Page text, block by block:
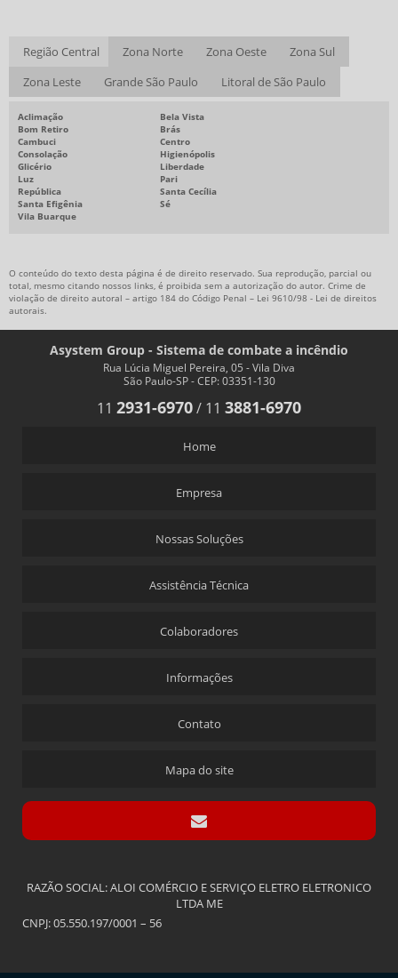
EMPRESA DE INSTALAÇÃO DE SPRINKLERS
EMPRESAS DE SISTEMA DE COMBATE A INCÊNDIO
MANUTENÇÃO EM SISTEMAS DE ALARME E DETECÇÃO DE INCÊNDIO
Região Central Zona Norte Zona Oeste
Zona Sul
Zona Leste
Grande São Paulo Litoral de São Paulo
Aclimação
Bela Vista
Bom Retiro
Brás
Cambuci
Centro
Consolação
Higienópolis
Glicério
Liberdade
Luz
Pari
República
Santa Cecília
Santa Efigênia
Sé
Vila Buarque
O conteúdo do texto desta página é de direito reservado. Sua reprodução, parcial ou
total, mesmo citando nossos links, é proibida sem a autorização do autor. Crime de
violação de direito autoral – artigo 184 do Código Penal – Lei 9610/98 - Lei de direitos
autorais.
Asystem Group - Sistema de combate a incêndio
Rua Lúcia Miguel Pereira, 05 - Vila Diva
São Paulo-SP - CEP: 03351-130
11 2931-6970/ 11 3881-6970
Home
Empresa
Nossas Soluções
Assistência Técnica
Colaboradores
Informações
Contato
Mapa do site
RAZÃO SOCIAL: ALOI COMÉRCIO E SERVIÇO ELETRO ELETRONICO
LTDA ME
CNPJ: 05.550.197/0001 – 56